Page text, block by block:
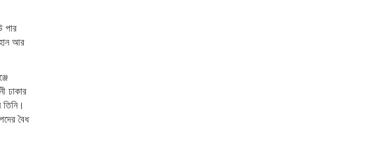
পার
আর
ঢাকার
বৈধ